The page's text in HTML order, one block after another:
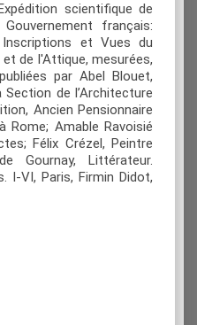
scientifique de
français:
Inscriptions et Vues du
de l'Attique, mesurées,
par Abel Blouet,
de l’Architecture
Ancien Pensionnaire
Rome; Amable Ravoisié
Félix Crézel, Peintre
Gournay, Littérateur.
I-VI, Paris, Firmin Didot,